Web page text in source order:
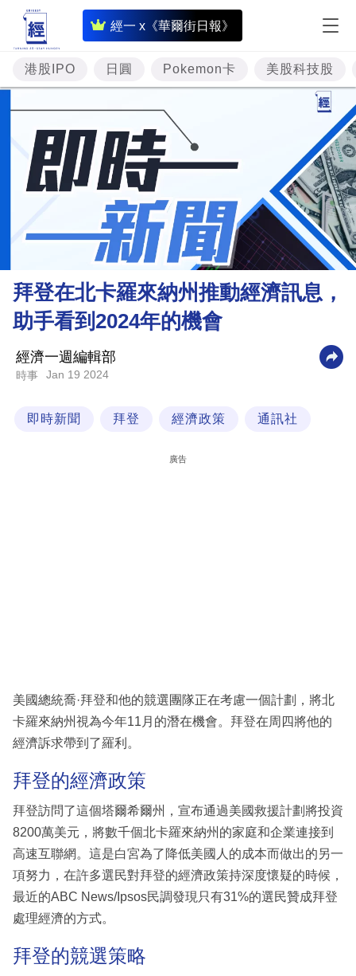
經一 x《華爾街日報》
即
時
財
經
專
題
投
資
樓
市
財
商
業
科
區
港股IPO 日圓 Pokemon卡 美股科技股
拜登在北卡羅來納州推動經濟訊息，
助手看到2024年的機會
經濟一週編輯部
時事 Jan 19 2024
即時新聞 拜登 經濟政策 通訊社
廣告
美國總統喬·拜登和他的競選團隊正在考慮一個計劃，將北
卡羅來納州視為今年11月的潛在機會。拜登在周四將他的
經濟訴求帶到了羅利。
拜登的經濟政策
拜登訪問了這個塔爾希爾州，宣布通過美國救援計劃將投資
8200萬美元，將數千個北卡羅來納州的家庭和企業連接到
高速互聯網。這是白宮為了降低美國人的成本而做出的另一
項努力，在許多選民對拜登的經濟政策持深度懷疑的時候，
最近的ABC News/Ipsos民調發現只有31%的選民贊成拜登
處理經濟的方式。
拜登的競選策略